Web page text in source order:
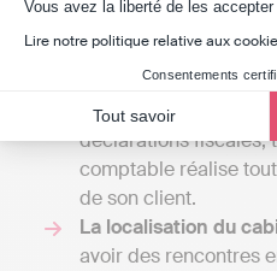
Vous avez la liberté de les accepter
Lire notre politique relative aux
Consentements
Tout savoir
selon l'entreprise car
différents. Indy
leur comptabilité et
déclarations fiscales,
comptable réalise
de son client.
La localisation du
avoir des rencontres